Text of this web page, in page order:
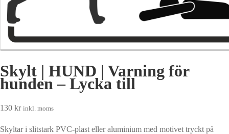
Skylt | HUND | Varning för
hunden – Lycka till
130 kr inkl. moms
Skyltar i slitstark PVC-plast eller aluminium med motivet tryckt på